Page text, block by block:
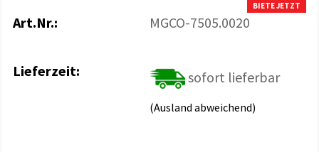
BIETE JETZT
Art.Nr.: MGCO-7505.0020
Lieferzeit: sofort lieferbar
(Ausland abweichend)